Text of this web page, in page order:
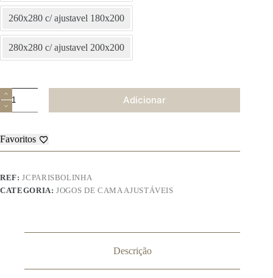
260x280 c/ ajustavel 180x200
280x280 c/ ajustavel 200x200
Quantidade
de
Jogo
Cama
-
Paris
Adicionar
Favoritos
REF:JCPARISBOLINHA
CATEGORIA:JOGOS DE CAMA AJUSTÁVEIS
Descrição